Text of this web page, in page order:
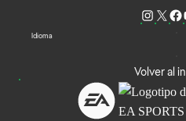
Idioma
Volver al